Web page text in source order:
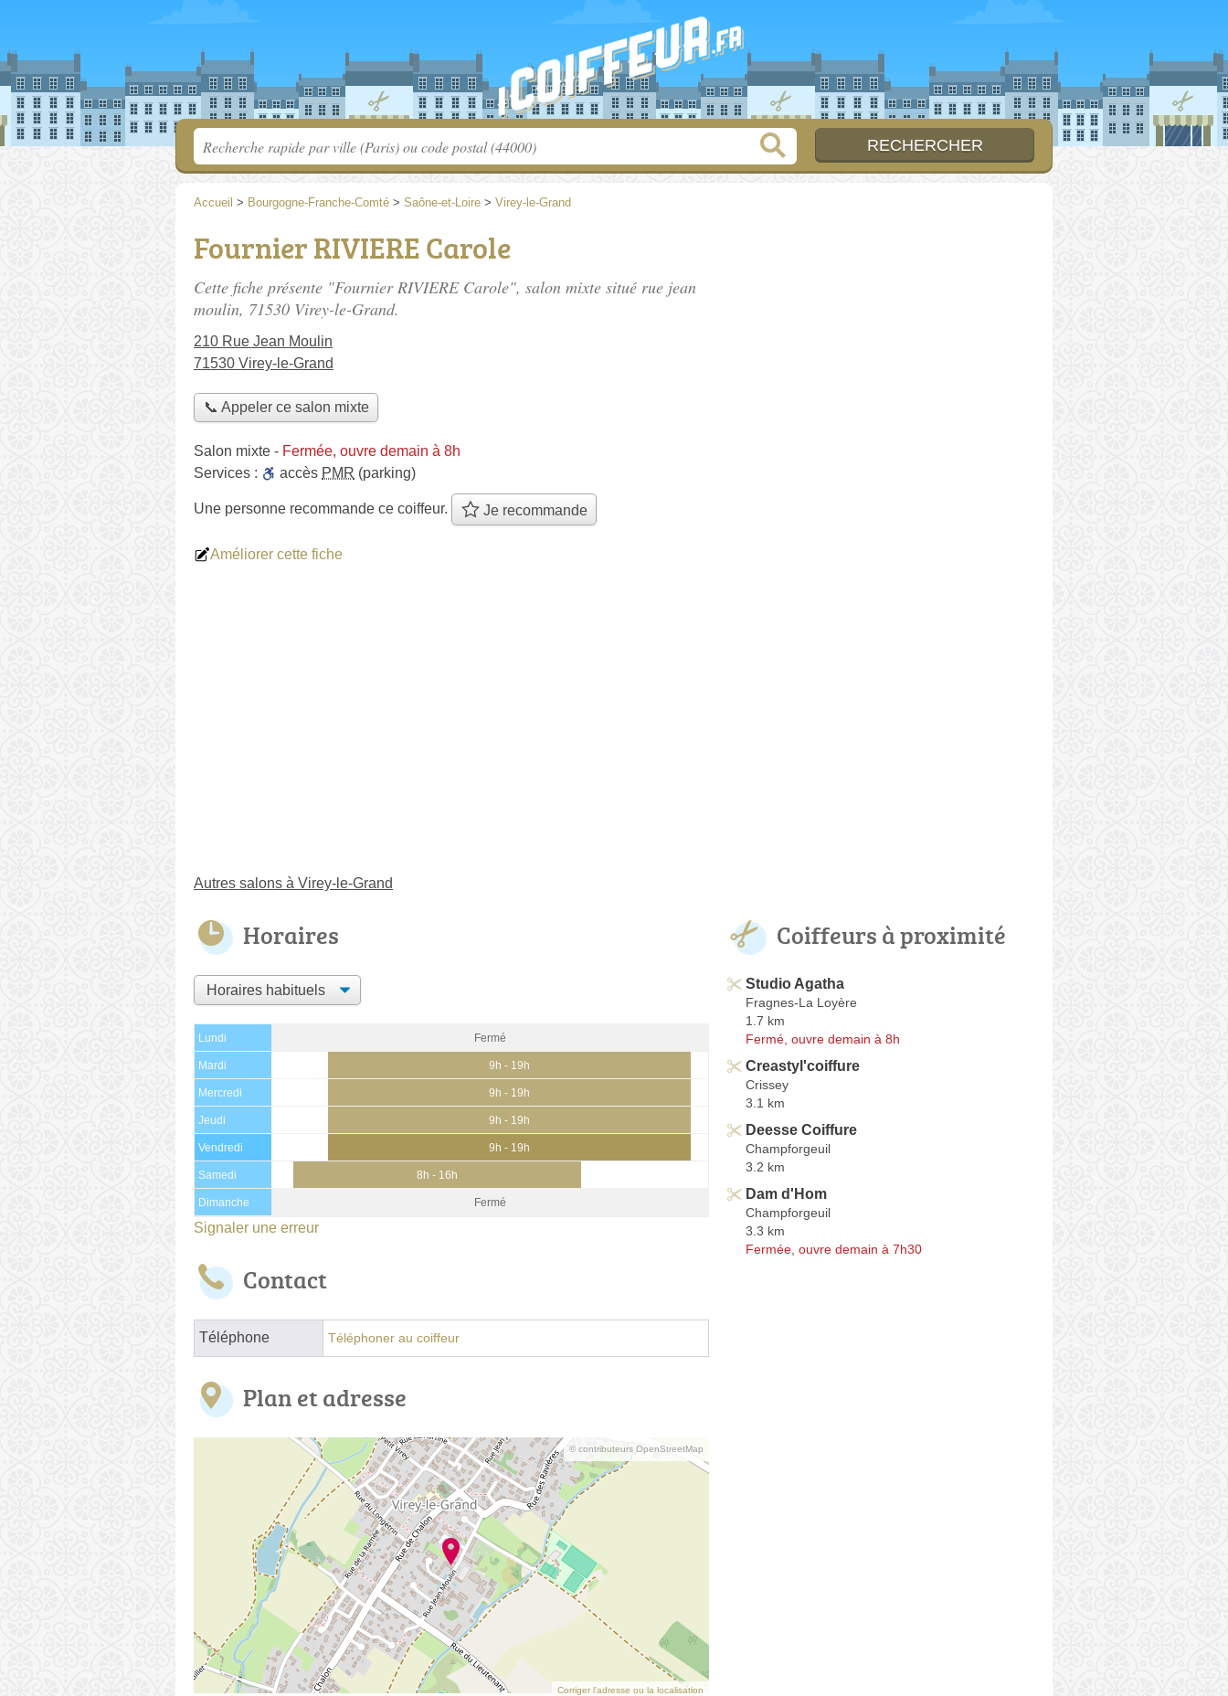
Accueil > Bourgogne-Franche-Comté > Saône-et-Loire > Virey-le-Grand
Fournier RIVIERE Carole
Cette fiche présente "Fournier RIVIERE Carole", salon mixte situé rue jean
moulin, 71530 Virey-le-Grand.
210 Rue Jean Moulin
71530 Virey-le-Grand
📞 Appeler ce salon mixte
Salon mixte - Fermée, ouvre demain à 8h
Services :
accès PMR (parking)
Une personne recommande ce coiffeur. Je recommande
Améliorer cette fiche
Autres salons à Virey-le-Grand
Horaires
Lundi Fermé
Mardi 9h - 19h
Mercredi 9h - 19h
Jeudi 9h - 19h
Vendredi 9h - 19h
Samedi 8h - 16h
Dimanche Fermé
Signaler une erreur
Contact
Téléphone Téléphoner au coiffeur
Plan et adresse
© contributeurs OpenStreetMap
Corriger l’adresse ou la localisation
Coiffeurs à proximité
Studio Agatha
Fragnes-La Loyère
1.7 km
Fermé, ouvre demain à 8h
Creastyl'coiffure
Crissey
3.1 km
Deesse Coiffure
Champforgeuil
3.2 km
Dam d'Hom
Champforgeuil
3.3 km
Fermée, ouvre demain à 7h30